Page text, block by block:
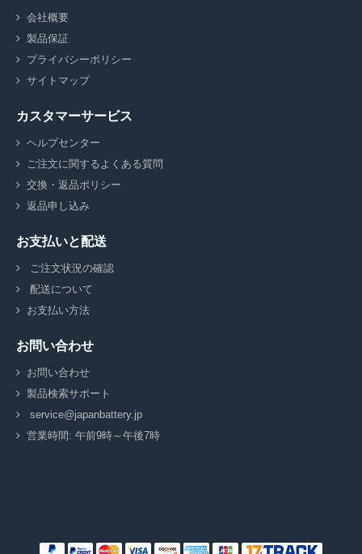
会社概要
製品保証
プライバシーポリシー
サイトマップ
カスタマーサービス
ヘルプセンター
ご注文に関するよくある質問
交換・返品ポリシー
返品申し込み
お支払いと配送
ご注文状況の確認
配送について
お支払い方法
お問い合わせ
お問い合わせ
製品検索サポート
service@japanbattery.jp
営業時間: 午前9時～午後7時